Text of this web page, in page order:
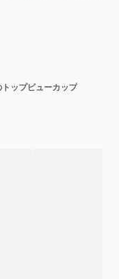
ップビューカップ